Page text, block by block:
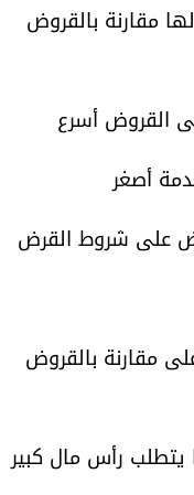
مقارنة بالقروض
القروض أسرع
أصغر
على شروط القرض
مقارنة بالقروض
يتطلب رأس مال كبير